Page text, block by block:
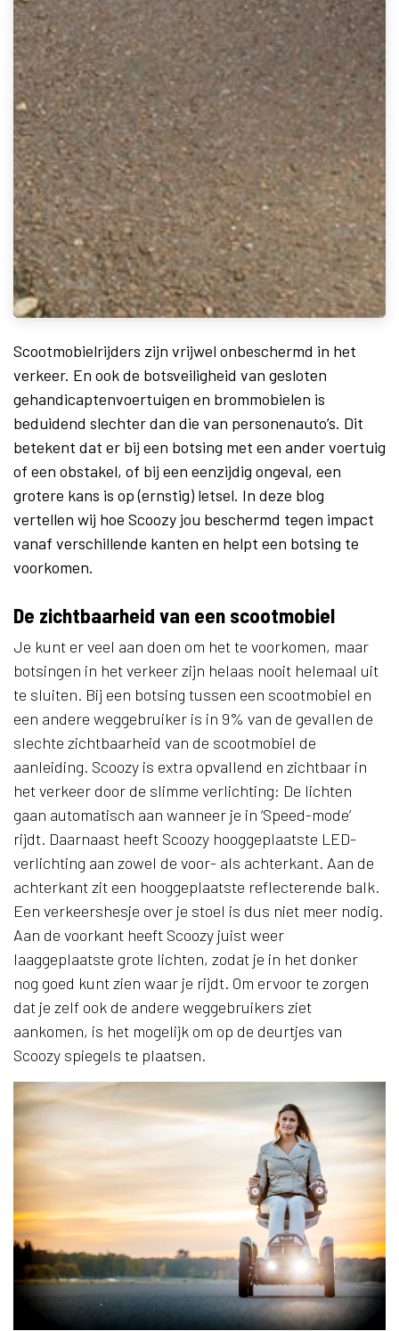
Scootmobielrijders zijn vrijwel onbeschermd in het
verkeer. En ook de botsveiligheid van gesloten
gehandicaptenvoertuigen en brommobielen is
beduidend slechter dan die van personenauto’s. Dit
betekent dat er bij een botsing met een ander voertuig
of een obstakel, of bij een eenzijdig ongeval, een
grotere kans is op (ernstig) letsel. In deze blog
vertellen wij hoe Scoozy jou beschermd tegen impact
vanaf verschillende kanten en helpt een botsing te
voorkomen.
De zichtbaarheid van een scootmobiel
Je kunt er veel aan doen om het te voorkomen, maar
botsingen in het verkeer zijn helaas nooit helemaal uit
te sluiten. Bij een botsing tussen een scootmobiel en
een andere weggebruiker is in 9% van de gevallen de
slechte zichtbaarheid van de scootmobiel de
aanleiding. Scoozy is extra opvallend en zichtbaar in
het verkeer door de slimme verlichting: De lichten
gaan automatisch aan wanneer je in ‘Speed-mode’
rijdt. Daarnaast heeft Scoozy hooggeplaatste LED-
verlichting aan zowel de voor- als achterkant. Aan de
achterkant zit een hooggeplaatste reflecterende balk.
Een verkeershesje over je stoel is dus niet meer nodig.
Aan de voorkant heeft Scoozy juist weer
laaggeplaatste grote lichten, zodat je in het donker
nog goed kunt zien waar je rijdt. Om ervoor te zorgen
dat je zelf ook de andere weggebruikers ziet
aankomen, is het mogelijk om op de deurtjes van
Scoozy spiegels te plaatsen.